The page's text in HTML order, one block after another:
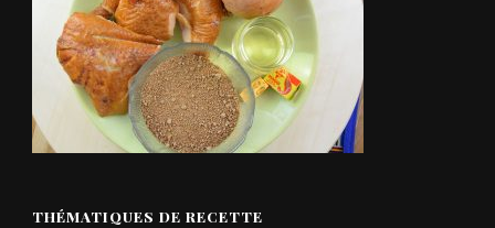
THÉMATIQUES DE RECETTE